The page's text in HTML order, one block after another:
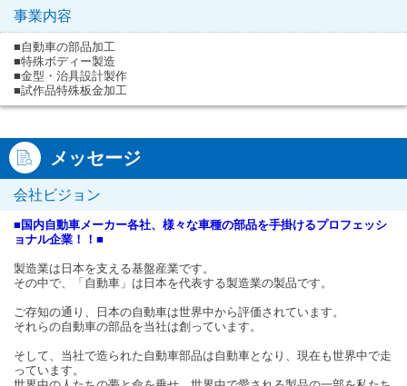
事業内容
■自動車の部品加工
■特殊ボディー製造
■金型・治具設計製作
■試作品特殊板金加工
メッセージ
会社ビジョン
■国内自動車メーカー各社、様々な車種の部品を手掛けるプロフェッシ
ョナル企業！！■
製造業は日本を支える基盤産業です。
その中で、「自動車」は日本を代表する製造業の製品です。
ご存知の通り、日本の自動車は世界中から評価されています。
それらの自動車の部品を当社は創っています。
そして、当社で造られた自動車部品は自動車となり、現在も世界中で走
っています。